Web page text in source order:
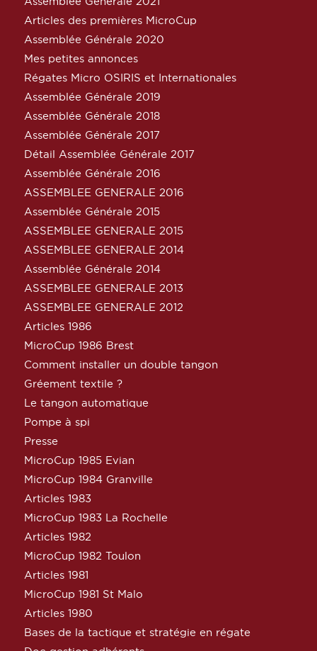
Articles des premières MicroCup
Assemblée Générale 2020
Mes petites annonces
Régates Micro OSIRIS et Internationales
Assemblée Générale 2019
Assemblée Générale 2018
Assemblée Générale 2017
Détail Assemblée Générale 2017
Assemblée Générale 2016
ASSEMBLEE GENERALE 2016
Assemblée Générale 2015
ASSEMBLEE GENERALE 2015
ASSEMBLEE GENERALE 2014
Assemblée Générale 2014
ASSEMBLEE GENERALE 2013
ASSEMBLEE GENERALE 2012
Articles 1986
MicroCup 1986 Brest
Comment installer un double tangon
Gréement textile ?
Le tangon automatique
Pompe à spi
Presse
MicroCup 1985 Evian
MicroCup 1984 Granville
Articles 1983
MicroCup 1983 La Rochelle
Articles 1982
MicroCup 1982 Toulon
Articles 1981
MicroCup 1981 St Malo
Articles 1980
Bases de la tactique et stratégie en régate